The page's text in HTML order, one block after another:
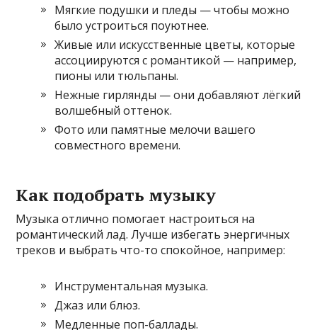
Мягкие подушки и пледы — чтобы можно
было устроиться поуютнее.
Живые или искусственные цветы, которые
ассоциируются с романтикой — например,
пионы или тюльпаны.
Нежные гирлянды — они добавляют лёгкий
волшебный оттенок.
Фото или памятные мелочи вашего
совместного времени.
Как подобрать музыку
Музыка отлично помогает настроиться на
романтический лад. Лучше избегать энергичных
треков и выбрать что-то спокойное, например:
Инструментальная музыка.
Джаз или блюз.
Медленные поп-баллады.